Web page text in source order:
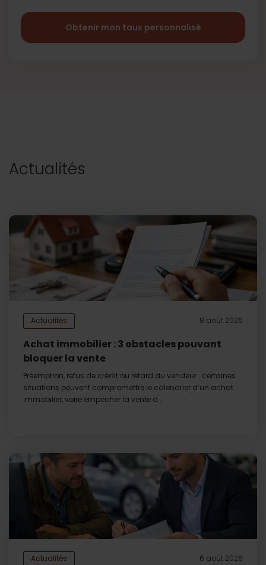
Obtenir mon taux personnalisé
Actualités
Actualités 8 août 2026
Achat immobilier : 3 obstacles pouvant
bloquer la vente
Préemption, refus de crédit ou retard du vendeur : certaines
situations peuvent compromettre le calendrier d’un achat
immobilier, voire empêcher la vente d...
Actualités 6 août 2026